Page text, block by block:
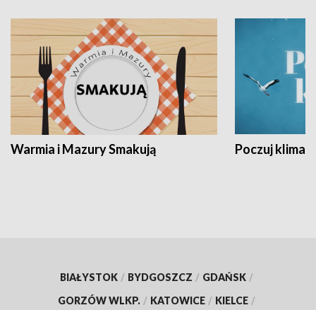
Warmia i Mazury Smakują Poczuj klimat
BIAŁYSTOK / BYDGOSZCZ / GDAŃSK /
GORZÓW WLKP. / KATOWICE / KIELCE /